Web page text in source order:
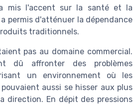
mis l'accent sur la santé et la
permis d'atténuer la dépendance
traditionnels.
pas au domaine commercial.
dû affronter des problèmes
un environnement où les
aussi se hisser aux plus
direction. En dépit des pressions